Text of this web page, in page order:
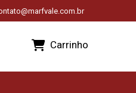
Carrinho